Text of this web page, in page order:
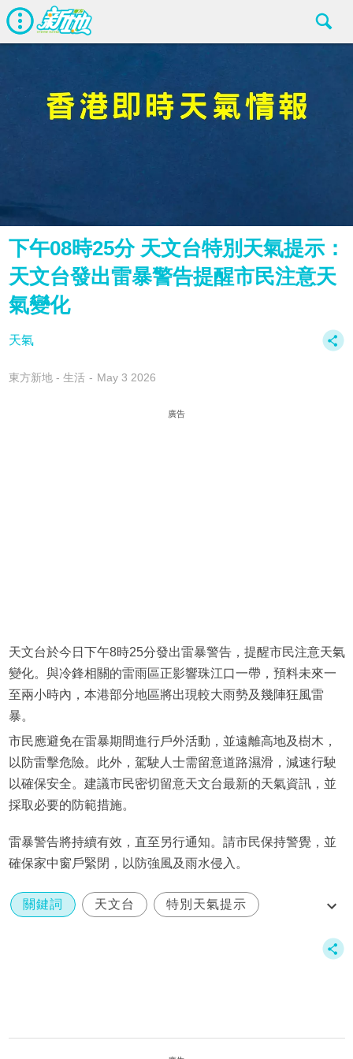
下午08時25分 天文台特別天氣提示：
天文台發出雷暴警告提醒市民注意天
氣變化
天氣
東方新地 - 生活 May 3 2026
廣告
天文台於今日下午8時25分發出雷暴警告，提醒市民注意天氣
變化。與冷鋒相關的雷雨區正影響珠江口一帶，預料未來一
至兩小時內，本港部分地區將出現較大雨勢及幾陣狂風雷
暴。
市民應避免在雷暴期間進行戶外活動，並遠離高地及樹木，
以防雷擊危險。此外，駕駛人士需留意道路濕滑，減速行駛
以確保安全。建議市民密切留意天文台最新的天氣資訊，並
採取必要的防範措施。
雷暴警告將持續有效，直至另行通知。請市民保持警覺，並
確保家中窗戶緊閉，以防強風及雨水侵入。
關鍵詞 天文台 特別天氣提示